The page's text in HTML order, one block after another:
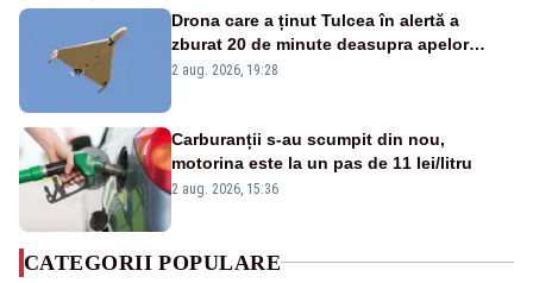
Drona care a ținut Tulcea în alertă a
zburat 20 de minute deasupra apelor
României. Au fost ridicate două F-16
2 aug. 2026, 19:28
Carburanții s-au scumpit din nou,
motorina este la un pas de 11 lei/litru
2 aug. 2026, 15:36
CATEGORII POPULARE